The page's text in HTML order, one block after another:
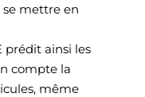
mettre en
prédit ainsi les
compte la
même